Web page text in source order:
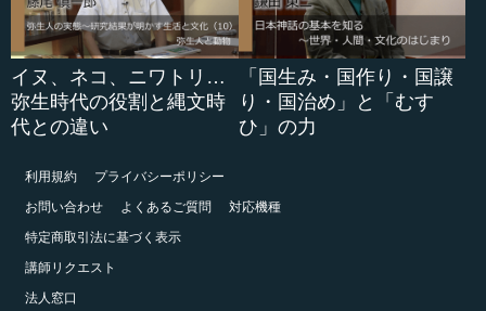
イヌ、ネコ、ニワトリ…
弥生時代の役割と縄文時
代との違い
「国生み・国作り・国譲
り・国治め」と「むす
ひ」の力
利用規約
プライバシーポリシー
お問い合わせ
よくあるご質問
対応機種
特定商取引法に基づく表示
講師リクエスト
法人窓口